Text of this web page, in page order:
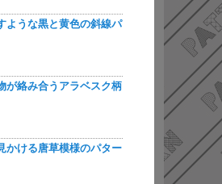
ような黒と黄色の斜線パ
が絡み合うアラベスク柄
かける唐草模様のパター